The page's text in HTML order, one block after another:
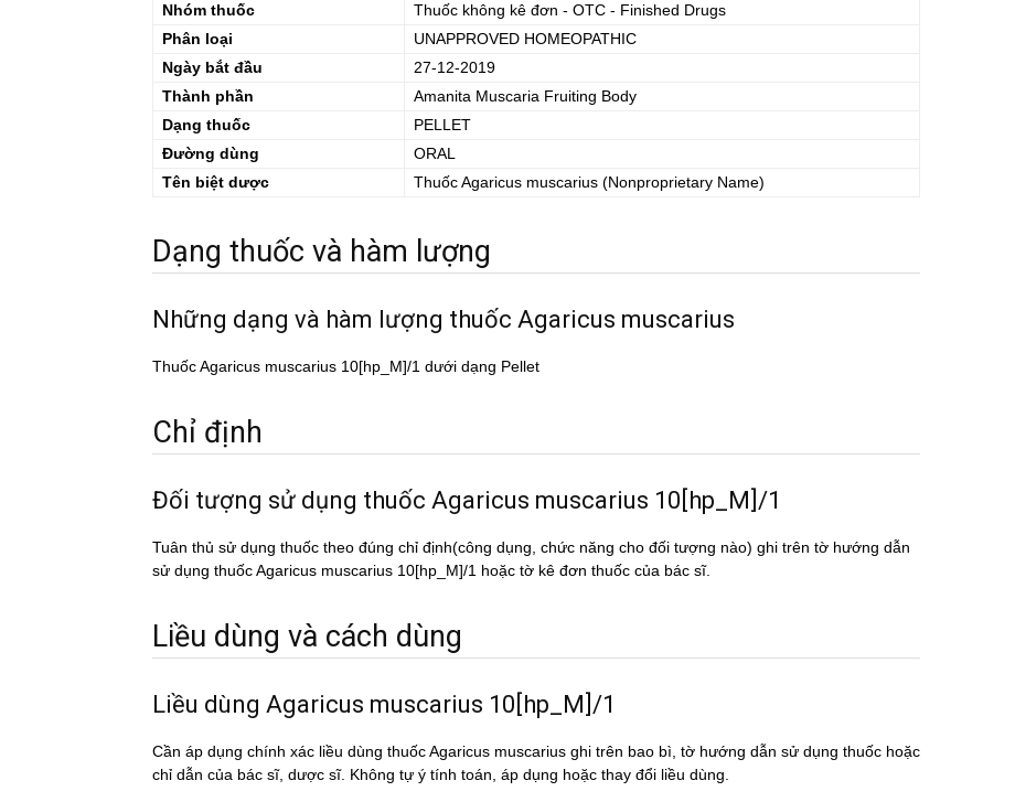
Nhóm thuốc
Thuốc không kê đơn - OTC - Finished Drugs
Phân loại
UNAPPROVED HOMEOPATHIC
Ngày bắt đầu
27-12-2019
Thành phần
Amanita Muscaria Fruiting Body
Dạng thuốc
PELLET
Đường dùng
ORAL
Tên biệt dược
ThuốcAgaricus muscarius (Nonproprietary Name)
Dạng thuốc và hàm lượng
Những dạng và hàm lượng thuốc Agaricus muscarius
Thuốc Agaricus muscarius 10[hp_M]/1 dưới dạng Pellet
Chỉ định
Đối tượng sử dụng thuốc Agaricus muscarius 10[hp_M]/1
Tuân thủ sử dụng thuốc theo đúng chỉ định(công dụng, chức năng cho đối tượng nào) ghi trên tờ hướng dẫn
sử dụng thuốc Agaricus muscarius 10[hp_M]/1 hoặc tờ kê đơn thuốc của bác sĩ.
Liều dùng và cách dùng
Liều dùng Agaricus muscarius 10[hp_M]/1
Cần áp dụng chính xác liều dùng thuốc Agaricus muscarius ghi trên bao bì, tờ hướng dẫn sử dụng thuốc hoặc
chỉ dẫn của bác sĩ, dược sĩ. Không tự ý tính toán, áp dụng hoặc thay đổi liều dùng.